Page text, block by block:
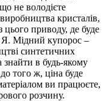
не володієте
кристалів,
цього приводу, де буде
Я. Мідний купорос –
синтетичних
в будь-якому
того ж, ціна буде
ви працюєте,
розчину.